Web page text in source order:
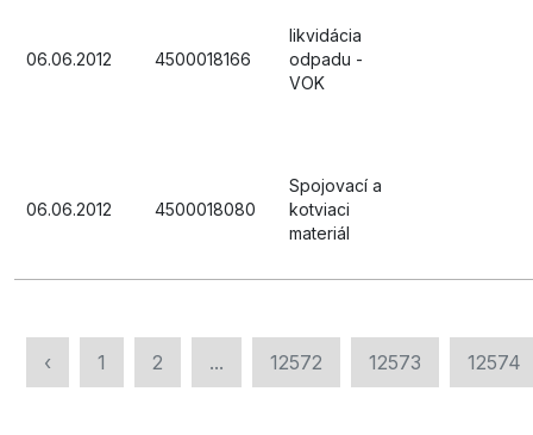
06.06.2012 4500018166
likvidácia
odpadu -
VOK
06.06.2012 4500018080
Spojovací a
kotviaci
materiál
‹ 1 2 ... 12572 12573 12574